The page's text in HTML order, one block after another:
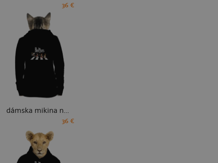
36 €
dámska mikina na zips
36 €